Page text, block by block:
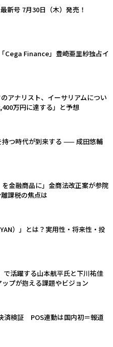
新号 7月30日（木）発売！
Cega Finance」豊崎亜里紗独占イ
のアナリスト、イーサリアムについ
万円に達する」と予想
持つ時代が到来する —— 成田悠輔
を金融商品に」金商法改正案が参院
課税の焦点は
）」とは？実用性・将来性・投
で活躍する山本航平氏と下川祐佳
プが抱える課題やビジョン
済検証 POS連動は国内初＝報道